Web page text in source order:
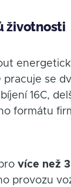
životnosti
se
16C,
formátu
více než
provozu